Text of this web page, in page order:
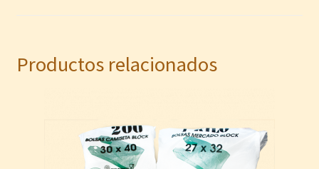
Productos relacionados